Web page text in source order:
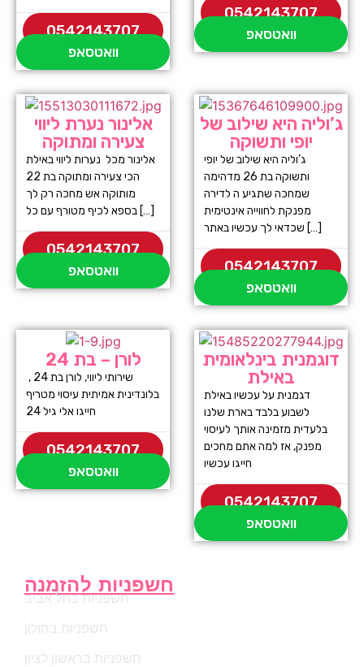
0542143707
וואטסאפ
0542143707
וואטסאפ
אלינור נערת ליווי
צעירה ומתוקה
אלינור מכל נערות ליווי באילת
הכי צעירה ומתוקה בת 22
מותוקה אש מחכה רק לך
בספא לכיף מטורף עם כל […]
0542143707
וואטסאפ
ג’וליה היא שילוב של
יופי ותשוקה
ג’וליה היא שילוב של יופי
ותשוקה בת 26 מדהימה
שמחכה שתגיע ה לדירה
מפנקת לחווייה אינטימית
שכדאי לך עכשיו באתר […]
0542143707
וואטסאפ
לורן – בת 24
בלונדינית אמיתית עיסוי מטריף
חייגו אלי גיל 24
0542143707
וואטסאפ
דוגמנית בינלאומית
באילת
דגמנית על עכשיו באילת
לשבוע בלבד בארת שלנו
בלעדית מזמינה אותך לעיסוי
מפנק, אז למה אתם מחכים
חייגו עכשיו
0542143707
וואטסאפ
חשפניות להזמנה
חשפניות בתל אביב
חשפניות בחולון
חשפניות בראשון לציון